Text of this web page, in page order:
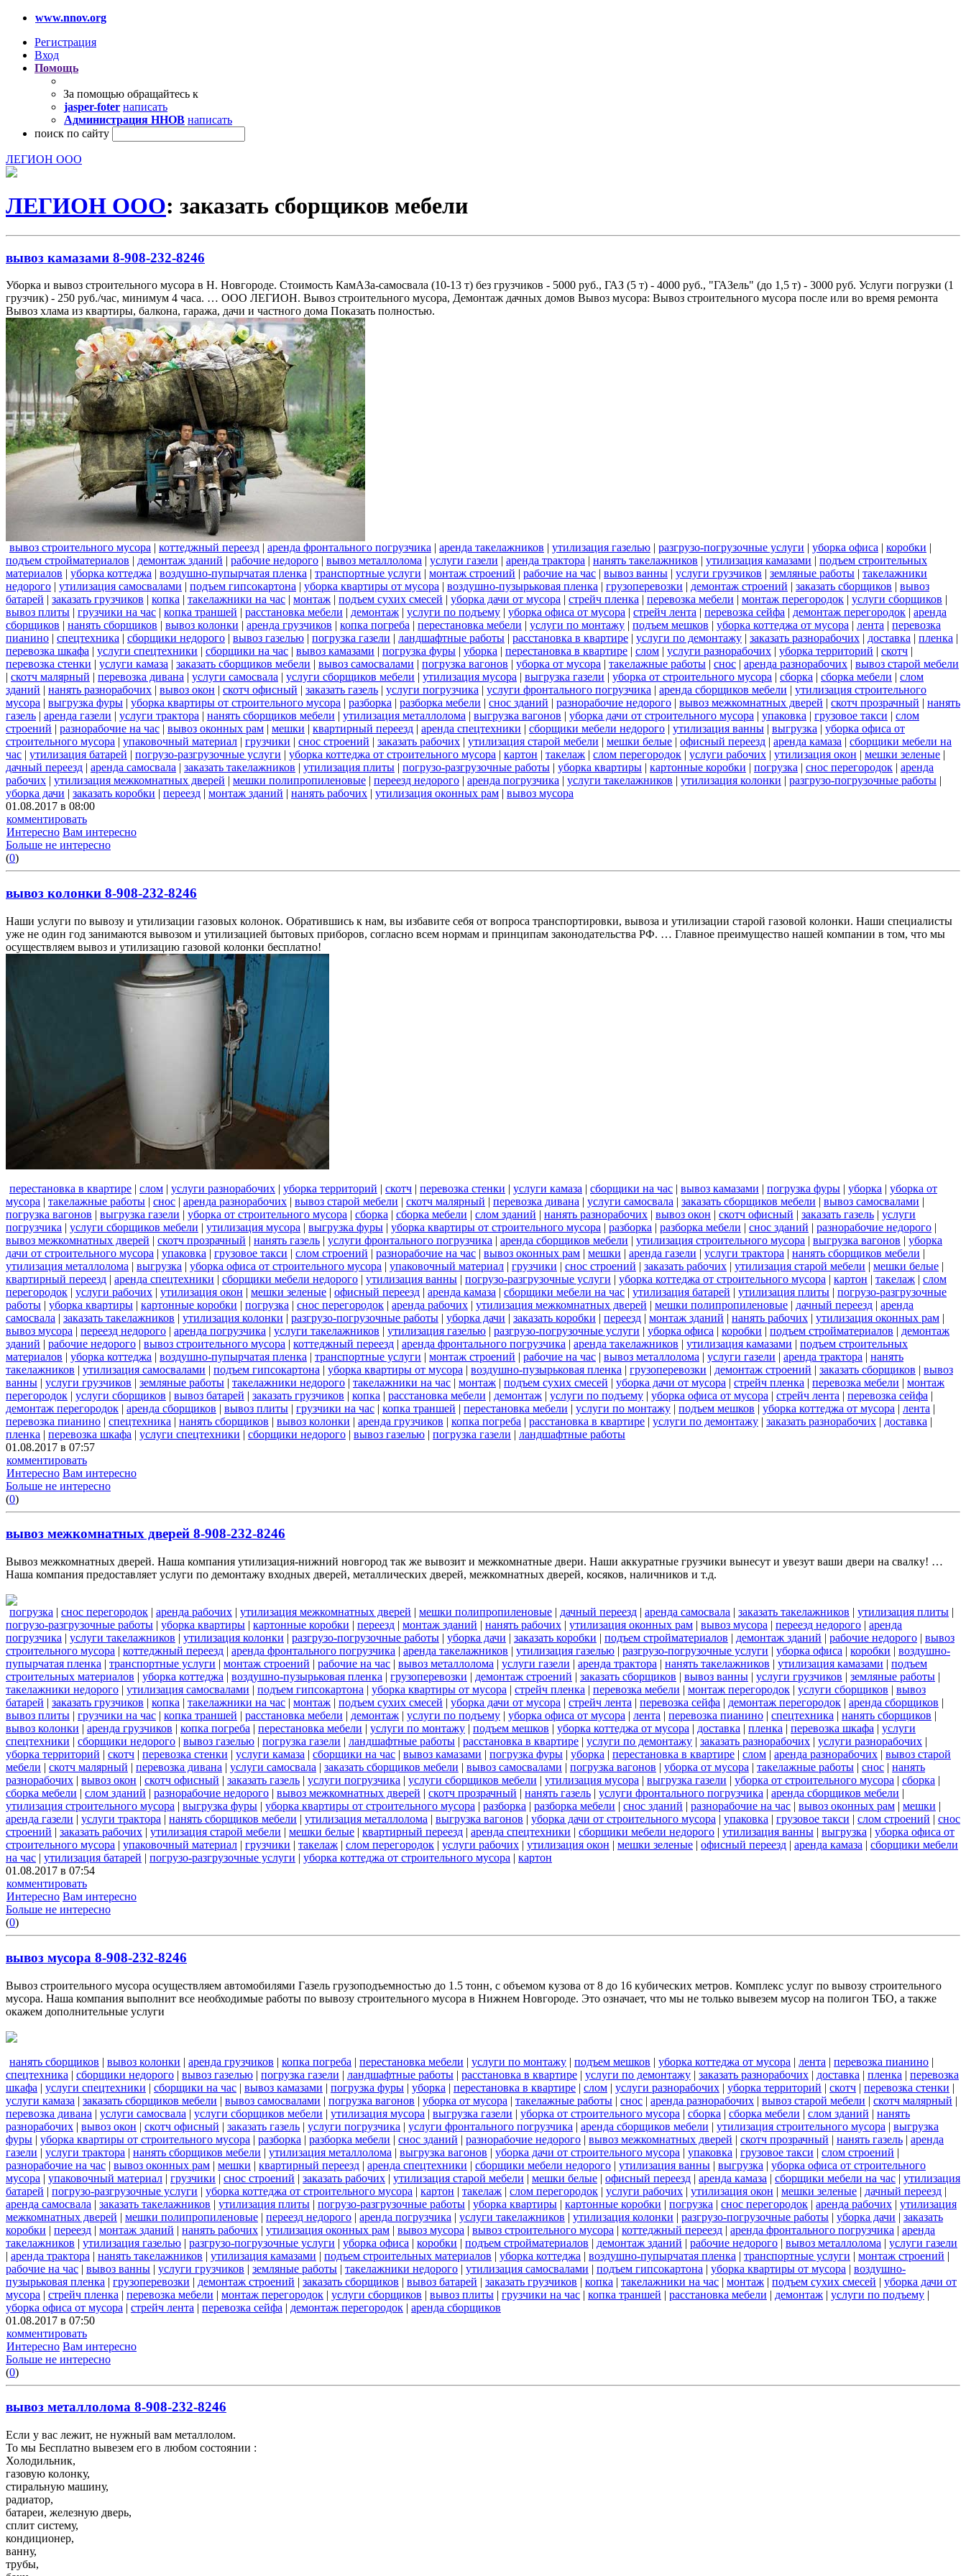
www.nnov.org
Регистрация
Вход
Помощь
За помощью обращайтесь к
jasper-foter написать
Администрация ННОВ написать
поиск по сайту
ЛЕГИОН ООО
ЛЕГИОН ООО: заказать сборщиков мебели
вывоз камазами 8-908-232-8246
Уборка и вывоз строительного мусора в Н. Новгороде. Стоимость КамАЗа-самосвала (10-13 т) без грузчиков - 5000 руб., ГАЗ (5 т) - 4000 руб., "ГАЗель" (до 1,5 т) - 3000 руб. Услуги погрузки (1
грузчик) - 250 руб./час, минимум 4 часа. … ООО ЛЕГИОН. Вывоз строительного мусора, Демонтаж дачных домов Вывоз мусора: Вывоз строительного мусора после или во время ремонта
Вывоз хлама из квартиры, балкона, гаража, дачи и частного дома Показать полностью.
вывоз строительного мусора | коттеджный переезд | аренда фронтального погрузчика | аренда такелажников | утилизация газелью | разгрузо-погрузочные услуги | уборка офиса | коробки |
подъем стройматериалов | демонтаж зданий | рабочие недорого | вывоз металлолома | услуги газели | аренда трактора | нанять такелажников | утилизация камазами | подъем строительных
материалов | уборка коттеджа | воздушно-пупырчатая пленка | транспортные услуги | монтаж строений | рабочие на час | вывоз ванны | услуги грузчиков | земляные работы | такелажники
недорого | утилизация самосвалами | подъем гипсокартона | уборка квартиры от мусора | воздушно-пузырьковая пленка | грузоперевозки | демонтаж строений | заказать сборщиков | вывоз
батарей | заказать грузчиков | копка | такелажники на час | монтаж | подъем сухих смесей | уборка дачи от мусора | стрейч пленка | перевозка мебели | монтаж перегородок | услуги сборщиков |
вывоз плиты | грузчики на час | копка траншей | расстановка мебели | демонтаж | услуги по подъему | уборка офиса от мусора | стрейч лента | перевозка сейфа | демонтаж перегородок | аренда
сборщиков | нанять сборщиков | вывоз колонки | аренда грузчиков | копка погреба | перестановка мебели | услуги по монтажу | подъем мешков | уборка коттеджа от мусора | лента | перевозка
пианино | спецтехника | сборщики недорого | вывоз газелью | погрузка газели | ландшафтные работы | расстановка в квартире | услуги по демонтажу | заказать разнорабочих | доставка | пленка |
перевозка шкафа | услуги спецтехники | сборщики на час | вывоз камазами | погрузка фуры | уборка | перестановка в квартире | слом | услуги разнорабочих | уборка территорий | скотч |
перевозка стенки | услуги камаза | заказать сборщиков мебели | вывоз самосвалами | погрузка вагонов | уборка от мусора | такелажные работы | снос | аренда разнорабочих | вывоз старой мебели
| скотч малярный | перевозка дивана | услуги самосвала | услуги сборщиков мебели | утилизация мусора | выгрузка газели | уборка от строительного мусора | сборка | сборка мебели | слом
зданий | нанять разнорабочих | вывоз окон | скотч офисный | заказать газель | услуги погрузчика | услуги фронтального погрузчика | аренда сборщиков мебели | утилизация строительного
мусора | выгрузка фуры | уборка квартиры от строительного мусора | разборка | разборка мебели | снос зданий | разнорабочие недорого | вывоз межкомнатных дверей | скотч прозрачный | нанять
газель | аренда газели | услуги трактора | нанять сборщиков мебели | утилизация металлолома | выгрузка вагонов | уборка дачи от строительного мусора | упаковка | грузовое такси | слом
строений | разнорабочие на час | вывоз оконных рам | мешки | квартирный переезд | аренда спецтехники | сборщики мебели недорого | утилизация ванны | выгрузка | уборка офиса от
строительного мусора | упаковочный материал | грузчики | снос строений | заказать рабочих | утилизация старой мебели | мешки белые | офисный переезд | аренда камаза | сборщики мебели на
час | утилизация батарей | погрузо-разгрузочные услуги | уборка коттеджа от строительного мусора | картон | такелаж | слом перегородок | услуги рабочих | утилизация окон | мешки зеленые |
дачный переезд | аренда самосвала | заказать такелажников | утилизация плиты | погрузо-разгрузочные работы | уборка квартиры | картонные коробки | погрузка | снос перегородок | аренда
рабочих | утилизация межкомнатных дверей | мешки полипропиленовые | переезд недорого | аренда погрузчика | услуги такелажников | утилизация колонки | разгрузо-погрузочные работы |
уборка дачи | заказать коробки | переезд | монтаж зданий | нанять рабочих | утилизация оконных рам | вывоз мусора
01.08.2017 в 08:00
комментировать
Интересно Вам интересно
Больше не интересно
(0)
вывоз колонки 8-908-232-8246
Наши услуги по вывозу и утилизации газовых колонок. Обратившись к нам, вы избавите себя от вопроса транспортировки, вывоза и утилизации старой газовой колонки. Наши специалисты
уже не один год занимаются вывозом и утилизацией бытовых приборов, согласно всем нормам и принципам законодательства РФ. … Главное преимущество нашей компании в том, что мы
осуществляем вывоз и утилизацию газовой колонки бесплатно!
перестановка в квартире | слом | услуги разнорабочих | уборка территорий | скотч | перевозка стенки | услуги камаза | сборщики на час | вывоз камазами | погрузка фуры | уборка | уборка от
мусора | такелажные работы | снос | аренда разнорабочих | вывоз старой мебели | скотч малярный | перевозка дивана | услуги самосвала | заказать сборщиков мебели | вывоз самосвалами |
погрузка вагонов | выгрузка газели | уборка от строительного мусора | сборка | сборка мебели | слом зданий | нанять разнорабочих | вывоз окон | скотч офисный | заказать газель | услуги
погрузчика | услуги сборщиков мебели | утилизация мусора | выгрузка фуры | уборка квартиры от строительного мусора | разборка | разборка мебели | снос зданий | разнорабочие недорого |
вывоз межкомнатных дверей | скотч прозрачный | нанять газель | услуги фронтального погрузчика | аренда сборщиков мебели | утилизация строительного мусора | выгрузка вагонов | уборка
дачи от строительного мусора | упаковка | грузовое такси | слом строений | разнорабочие на час | вывоз оконных рам | мешки | аренда газели | услуги трактора | нанять сборщиков мебели |
утилизация металлолома | выгрузка | уборка офиса от строительного мусора | упаковочный материал | грузчики | снос строений | заказать рабочих | утилизация старой мебели | мешки белые |
квартирный переезд | аренда спецтехники | сборщики мебели недорого | утилизация ванны | погрузо-разгрузочные услуги | уборка коттеджа от строительного мусора | картон | такелаж | слом
перегородок | услуги рабочих | утилизация окон | мешки зеленые | офисный переезд | аренда камаза | сборщики мебели на час | утилизация батарей | утилизация плиты | погрузо-разгрузочные
работы | уборка квартиры | картонные коробки | погрузка | снос перегородок | аренда рабочих | утилизация межкомнатных дверей | мешки полипропиленовые | дачный переезд | аренда
самосвала | заказать такелажников | утилизация колонки | разгрузо-погрузочные работы | уборка дачи | заказать коробки | переезд | монтаж зданий | нанять рабочих | утилизация оконных рам |
вывоз мусора | переезд недорого | аренда погрузчика | услуги такелажников | утилизация газелью | разгрузо-погрузочные услуги | уборка офиса | коробки | подъем стройматериалов | демонтаж
зданий | рабочие недорого | вывоз строительного мусора | коттеджный переезд | аренда фронтального погрузчика | аренда такелажников | утилизация камазами | подъем строительных
материалов | уборка коттеджа | воздушно-пупырчатая пленка | транспортные услуги | монтаж строений | рабочие на час | вывоз металлолома | услуги газели | аренда трактора | нанять
такелажников | утилизация самосвалами | подъем гипсокартона | уборка квартиры от мусора | воздушно-пузырьковая пленка | грузоперевозки | демонтаж строений | заказать сборщиков | вывоз
ванны | услуги грузчиков | земляные работы | такелажники недорого | такелажники на час | монтаж | подъем сухих смесей | уборка дачи от мусора | стрейч пленка | перевозка мебели | монтаж
перегородок | услуги сборщиков | вывоз батарей | заказать грузчиков | копка | расстановка мебели | демонтаж | услуги по подъему | уборка офиса от мусора | стрейч лента | перевозка сейфа |
демонтаж перегородок | аренда сборщиков | вывоз плиты | грузчики на час | копка траншей | перестановка мебели | услуги по монтажу | подъем мешков | уборка коттеджа от мусора | лента |
перевозка пианино | спецтехника | нанять сборщиков | вывоз колонки | аренда грузчиков | копка погреба | расстановка в квартире | услуги по демонтажу | заказать разнорабочих | доставка |
пленка | перевозка шкафа | услуги спецтехники | сборщики недорого | вывоз газелью | погрузка газели | ландшафтные работы
01.08.2017 в 07:57
комментировать
Интересно Вам интересно
Больше не интересно
(0)
вывоз межкомнатных дверей 8-908-232-8246
Вывоз межкомнатных дверей. Наша компания утилизация-нижний новгород так же вывозит и межкомнатные двери. Наши аккуратные грузчики вынесут и увезут ваши двери на свалку! …
Наша компания предоставляет услуги по демонтажу входных дверей, металлических дверей, межкомнатных дверей, косяков, наличников и т.д.
погрузка | снос перегородок | аренда рабочих | утилизация межкомнатных дверей | мешки полипропиленовые | дачный переезд | аренда самосвала | заказать такелажников | утилизация плиты |
погрузо-разгрузочные работы | уборка квартиры | картонные коробки | переезд | монтаж зданий | нанять рабочих | утилизация оконных рам | вывоз мусора | переезд недорого | аренда
погрузчика | услуги такелажников | утилизация колонки | разгрузо-погрузочные работы | уборка дачи | заказать коробки | подъем стройматериалов | демонтаж зданий | рабочие недорого | вывоз
строительного мусора | коттеджный переезд | аренда фронтального погрузчика | аренда такелажников | утилизация газелью | разгрузо-погрузочные услуги | уборка офиса | коробки | воздушно-
пупырчатая пленка | транспортные услуги | монтаж строений | рабочие на час | вывоз металлолома | услуги газели | аренда трактора | нанять такелажников | утилизация камазами | подъем
строительных материалов | уборка коттеджа | воздушно-пузырьковая пленка | грузоперевозки | демонтаж строений | заказать сборщиков | вывоз ванны | услуги грузчиков | земляные работы |
такелажники недорого | утилизация самосвалами | подъем гипсокартона | уборка квартиры от мусора | стрейч пленка | перевозка мебели | монтаж перегородок | услуги сборщиков | вывоз
батарей | заказать грузчиков | копка | такелажники на час | монтаж | подъем сухих смесей | уборка дачи от мусора | стрейч лента | перевозка сейфа | демонтаж перегородок | аренда сборщиков |
вывоз плиты | грузчики на час | копка траншей | расстановка мебели | демонтаж | услуги по подъему | уборка офиса от мусора | лента | перевозка пианино | спецтехника | нанять сборщиков |
вывоз колонки | аренда грузчиков | копка погреба | перестановка мебели | услуги по монтажу | подъем мешков | уборка коттеджа от мусора | доставка | пленка | перевозка шкафа | услуги
спецтехники | сборщики недорого | вывоз газелью | погрузка газели | ландшафтные работы | расстановка в квартире | услуги по демонтажу | заказать разнорабочих | услуги разнорабочих |
уборка территорий | скотч | перевозка стенки | услуги камаза | сборщики на час | вывоз камазами | погрузка фуры | уборка | перестановка в квартире | слом | аренда разнорабочих | вывоз старой
мебели | скотч малярный | перевозка дивана | услуги самосвала | заказать сборщиков мебели | вывоз самосвалами | погрузка вагонов | уборка от мусора | такелажные работы | снос | нанять
разнорабочих | вывоз окон | скотч офисный | заказать газель | услуги погрузчика | услуги сборщиков мебели | утилизация мусора | выгрузка газели | уборка от строительного мусора | сборка |
сборка мебели | слом зданий | разнорабочие недорого | вывоз межкомнатных дверей | скотч прозрачный | нанять газель | услуги фронтального погрузчика | аренда сборщиков мебели |
утилизация строительного мусора | выгрузка фуры | уборка квартиры от строительного мусора | разборка | разборка мебели | снос зданий | разнорабочие на час | вывоз оконных рам | мешки |
аренда газели | услуги трактора | нанять сборщиков мебели | утилизация металлолома | выгрузка вагонов | уборка дачи от строительного мусора | упаковка | грузовое такси | слом строений | снос
строений | заказать рабочих | утилизация старой мебели | мешки белые | квартирный переезд | аренда спецтехники | сборщики мебели недорого | утилизация ванны | выгрузка | уборка офиса от
строительного мусора | упаковочный материал | грузчики | такелаж | слом перегородок | услуги рабочих | утилизация окон | мешки зеленые | офисный переезд | аренда камаза | сборщики мебели
на час | утилизация батарей | погрузо-разгрузочные услуги | уборка коттеджа от строительного мусора | картон
01.08.2017 в 07:54
комментировать
Интересно Вам интересно
Больше не интересно
(0)
вывоз мусора 8-908-232-8246
Вывоз строительного мусора осуществляем автомобилями Газель грузоподъемностью до 1.5 тонн, с объемом кузова от 8 до 16 кубических метров. Комплекс услуг по вывозу строительного
мусора. Наша компания выполнит все необходимые работы по вывозу строительного мусора в Нижнем Новгороде. Это означает, что мы не только вывезем мусор на полигон ТБО, а также
окажем дополнительные услуги
нанять сборщиков | вывоз колонки | аренда грузчиков | копка погреба | перестановка мебели | услуги по монтажу | подъем мешков | уборка коттеджа от мусора | лента | перевозка пианино |
спецтехника | сборщики недорого | вывоз газелью | погрузка газели | ландшафтные работы | расстановка в квартире | услуги по демонтажу | заказать разнорабочих | доставка | пленка | перевозка
шкафа | услуги спецтехники | сборщики на час | вывоз камазами | погрузка фуры | уборка | перестановка в квартире | слом | услуги разнорабочих | уборка территорий | скотч | перевозка стенки |
услуги камаза | заказать сборщиков мебели | вывоз самосвалами | погрузка вагонов | уборка от мусора | такелажные работы | снос | аренда разнорабочих | вывоз старой мебели | скотч малярный |
перевозка дивана | услуги самосвала | услуги сборщиков мебели | утилизация мусора | выгрузка газели | уборка от строительного мусора | сборка | сборка мебели | слом зданий | нанять
разнорабочих | вывоз окон | скотч офисный | заказать газель | услуги погрузчика | услуги фронтального погрузчика | аренда сборщиков мебели | утилизация строительного мусора | выгрузка
фуры | уборка квартиры от строительного мусора | разборка | разборка мебели | снос зданий | разнорабочие недорого | вывоз межкомнатных дверей | скотч прозрачный | нанять газель | аренда
газели | услуги трактора | нанять сборщиков мебели | утилизация металлолома | выгрузка вагонов | уборка дачи от строительного мусора | упаковка | грузовое такси | слом строений |
разнорабочие на час | вывоз оконных рам | мешки | квартирный переезд | аренда спецтехники | сборщики мебели недорого | утилизация ванны | выгрузка | уборка офиса от строительного
мусора | упаковочный материал | грузчики | снос строений | заказать рабочих | утилизация старой мебели | мешки белые | офисный переезд | аренда камаза | сборщики мебели на час | утилизация
батарей | погрузо-разгрузочные услуги | уборка коттеджа от строительного мусора | картон | такелаж | слом перегородок | услуги рабочих | утилизация окон | мешки зеленые | дачный переезд |
аренда самосвала | заказать такелажников | утилизация плиты | погрузо-разгрузочные работы | уборка квартиры | картонные коробки | погрузка | снос перегородок | аренда рабочих | утилизация
межкомнатных дверей | мешки полипропиленовые | переезд недорого | аренда погрузчика | услуги такелажников | утилизация колонки | разгрузо-погрузочные работы | уборка дачи | заказать
коробки | переезд | монтаж зданий | нанять рабочих | утилизация оконных рам | вывоз мусора | вывоз строительного мусора | коттеджный переезд | аренда фронтального погрузчика | аренда
такелажников | утилизация газелью | разгрузо-погрузочные услуги | уборка офиса | коробки | подъем стройматериалов | демонтаж зданий | рабочие недорого | вывоз металлолома | услуги газели
| аренда трактора | нанять такелажников | утилизация камазами | подъем строительных материалов | уборка коттеджа | воздушно-пупырчатая пленка | транспортные услуги | монтаж строений |
рабочие на час | вывоз ванны | услуги грузчиков | земляные работы | такелажники недорого | утилизация самосвалами | подъем гипсокартона | уборка квартиры от мусора | воздушно-
пузырьковая пленка | грузоперевозки | демонтаж строений | заказать сборщиков | вывоз батарей | заказать грузчиков | копка | такелажники на час | монтаж | подъем сухих смесей | уборка дачи от
мусора | стрейч пленка | перевозка мебели | монтаж перегородок | услуги сборщиков | вывоз плиты | грузчики на час | копка траншей | расстановка мебели | демонтаж | услуги по подъему |
уборка офиса от мусора | стрейч лента | перевозка сейфа | демонтаж перегородок | аренда сборщиков
01.08.2017 в 07:50
комментировать
Интересно Вам интересно
Больше не интересно
(0)
вывоз металлолома 8-908-232-8246
Если у вас лежит, не нужный вам металлолом.
То мы Бесплатно вывезем его в любом состоянии :
Холодильник,
газовую колонку,
стиральную машину,
радиатор,
батареи, железную дверь,
сплит систему,
кондиционер,
ванну,
трубы,